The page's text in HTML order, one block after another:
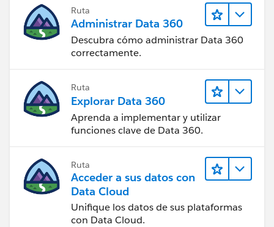
Ruta
Administrar Data 360
Descubra cómo administrar Data 360
correctamente.
Ruta
Explorar Data 360
Aprenda a implementar y utilizar
funciones clave de Data 360.
Ruta
Acceder a sus datos con
Data Cloud
Unifique los datos de sus plataformas
con Data Cloud.